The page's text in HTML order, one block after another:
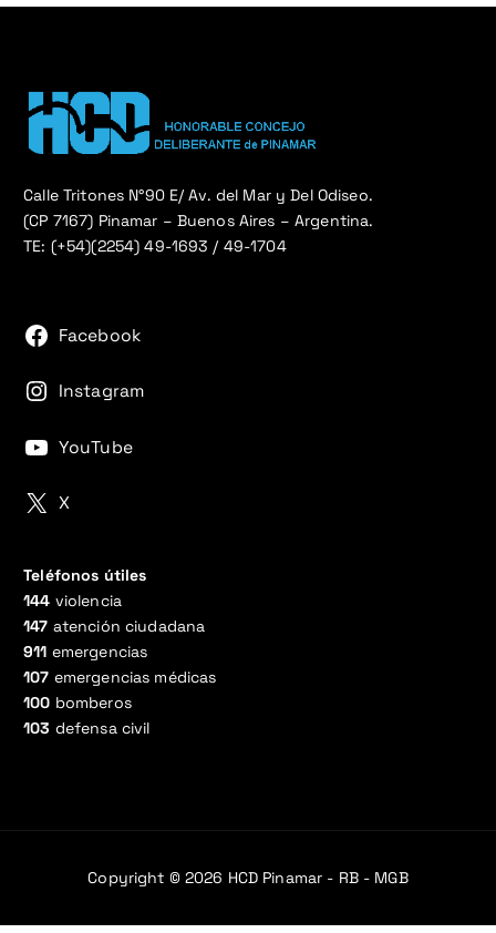
Calle Tritones N°90 E/ Av. del Mar y Del Odiseo.
(CP 7167) Pinamar – Buenos Aires – Argentina.
TE: (+54)(2254) 49-1693 / 49-1704
Facebook
Instagram
YouTube
X
Teléfonos útiles
144 violencia
147 atención ciudadana
911 emergencias
107 emergencias médicas
100 bomberos
103 defensa civil
Copyright © 2026 HCD Pinamar - RB - MGB